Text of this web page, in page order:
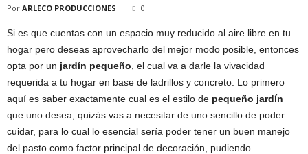
Por ARLECO PRODUCCIONES 0
Si es que cuentas con un espacio muy reducido al aire libre en tu
hogar pero deseas aprovecharlo del mejor modo posible, entonces
opta por un jardín pequeño , el cual va a darle la vivacidad
requerida a tu hogar en base de ladrillos y concreto. Lo primero
aquí es saber exactamente cual es el estilo de pequeño jardín
que uno desea, quizás vas a necesitar de uno sencillo de poder
cuidar, para lo cual lo esencial sería poder tener un buen manejo
del pasto como factor principal de decoración, pudiendo